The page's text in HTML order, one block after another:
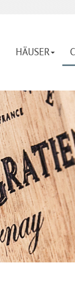
HÄUSER